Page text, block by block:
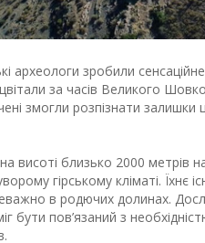
археологи зробили
за часів Великого
змогли розпізнати
висоті близько 2000 метрів
гірському кліматі.
в родючих долинах.
бути пов’язаний з